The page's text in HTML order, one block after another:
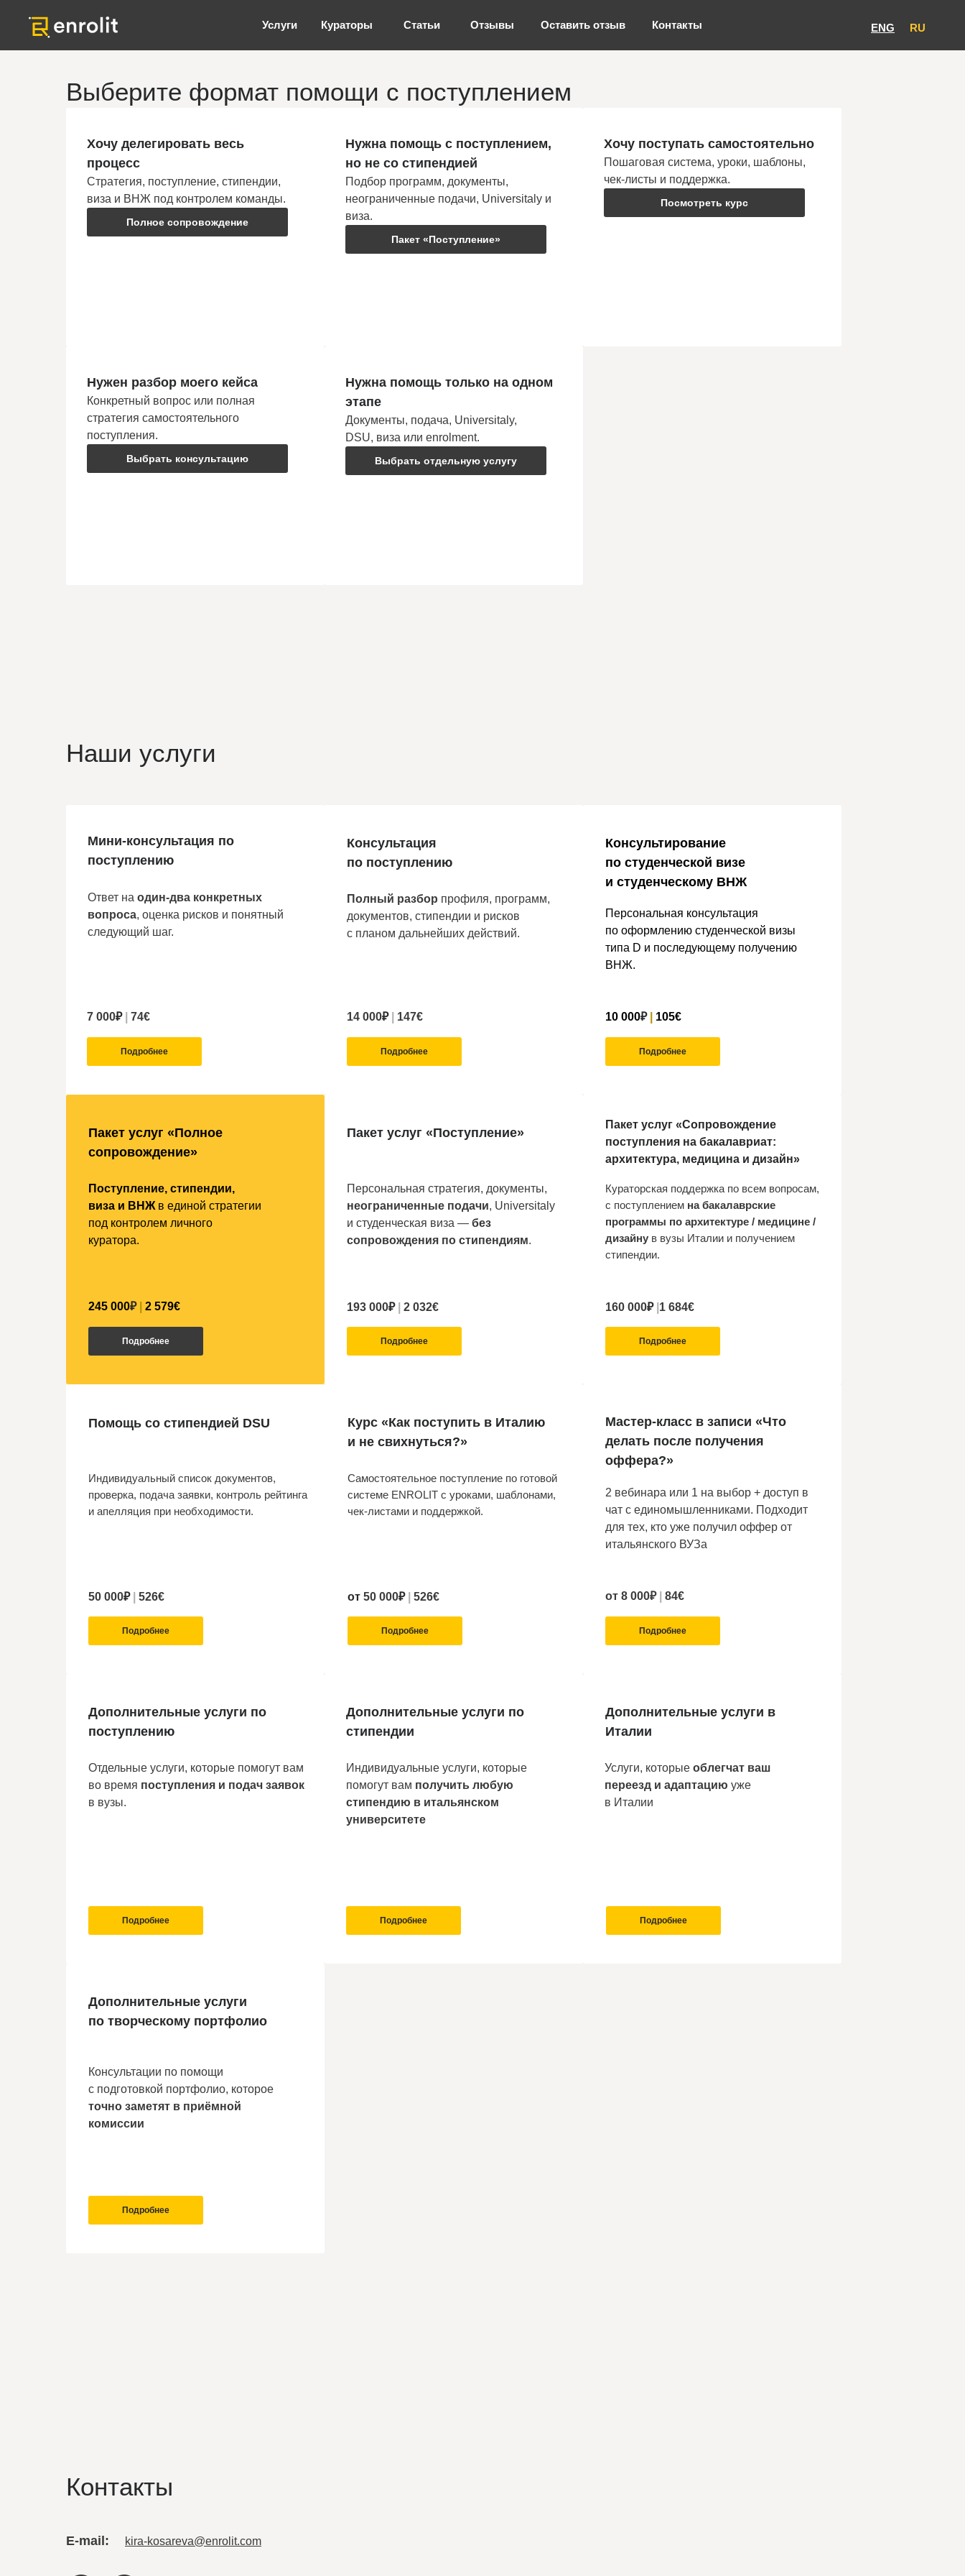
Отзывы
Услуги Кураторы Контакты
Статьи RU
ENG
Оставить отзыв
Выберите формат помощи с поступлением
Хочу делегировать весь
процесс
Стратегия, поступление, стипендии,
виза и ВНЖ под контролем команды.
Полное сопровождение
Нужна помощь с поступлением,
но не со стипендией
Подбор программ, документы,
неограниченные подачи, Universitaly и
виза.
Пакет «Поступление»
Хочу поступать самостоятельно
Пошаговая система, уроки, шаблоны,
чек-листы и поддержка.
Посмотреть курс
Нужен разбор моего кейса
Конкретный вопрос или полная
стратегия самостоятельного
поступления.
Выбрать консультацию
Нужна помощь только на одном
этапе
Документы, подача, Universitaly,
DSU, виза или enrolment.
Выбрать отдельную услугу
Наши услуги
Мини-консультация по
поступлению
Ответ на один-два конкретных
вопроса, оценка рисков и понятный
следующий шаг.
7 000₽ 74€
Подробнее
Консультация
по поступлению
Полный разбор профиля, программ,
документов, стипендии и рисков
с планом дальнейших действий.
14 000₽ 147€
Подробнее
Консультирование
по студенческой визе
и студенческому ВНЖ
Персональная консультация
по оформлению студенческой визы
типа D и последующему получению
ВНЖ.
Подробнее
10 000₽ 105€
Пакет услуг «Полное
сопровождение»
Поступление, стипендии,
виза и ВНЖ в единой стратегии
под контролем личного
куратора.
Подробнее
245 000₽ 2 579€
Пакет услуг «Поступление»
Персональная стратегия, документы,
неограниченные подачи, Universitaly
и студенческая виза — без
сопровождения по стипендиям.
Подробнее
193 000₽ 2 032€
Пакет услуг «Сопровождение
поступления на бакалавриат:
архитектура, медицина и дизайн»
Кураторская поддержка по всем вопросам,
с поступлением на бакалаврские
программы по архитектуре / медицине /
дизайну в вузы Италии и получением
стипендии.
Подробнее
160 000₽ 1 684€
Помощь со стипендией DSU
Индивидуальный список документов,
проверка, подача заявки, контроль рейтинга
и апелляция при необходимости.
Подробнее
50 000₽ 526€
Курс «Как поступить в Италию
и не свихнуться?»
Самостоятельное поступление по готовой
системе ENROLIT с уроками, шаблонами,
чек-листами и поддержкой.
Подробнее
от 50 000₽ 526€
Мастер-класс в записи «Что
делать после получения
оффера?»
2 вебинара или 1 на выбор + доступ в
чат с единомышленниками. Подходит
для тех, кто уже получил оффер от
итальянского ВУЗа
Подробнее
от 8 000₽ 84€
Дополнительные услуги по
поступлению
Отдельные услуги, которые помогут вам
во время поступления и подач заявок
в вузы.
Подробнее
Дополнительные услуги по
стипендии
Индивидуальные услуги, которые
помогут вам получить любую
стипендию в итальянском
университете
Подробнее
Дополнительные услуги в
Италии
Услуги, которые облегчат ваш
переезд и адаптацию уже
в Италии
Подробнее
Дополнительные услуги
по творческому портфолио
Консультации по помощи
с подготовкой портфолио, которое
точно заметят в приёмной
комиссии
Подробнее
E-mail: kira-kosareva@enrolit.com
Контакты